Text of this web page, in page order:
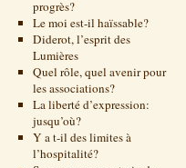
progrès?
Le moi est-il haïssable?
Diderot, l’esprit des
Lumières
Quel rôle, quel avenir pour
les associations?
La liberté d’expression:
jusqu’où?
Y a t-il des limites à
l’hospitalité?